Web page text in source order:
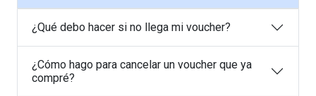
¿Qué debo hacer si no llega mi voucher?
¿Cómo hago para cancelar un voucher que ya
compré?